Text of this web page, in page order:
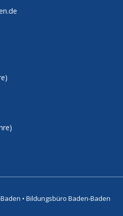
• Bildungsbüro Baden-Baden